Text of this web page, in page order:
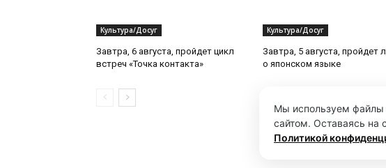
Культура/Досуг
Завтра, 6 августа, пройдет цикл
встреч «Точка контакта»
Культура/Досуг
Завтра, 5 августа, пройдет
о японском языке
Мы используем файлы
сайтом. Оставаясь на
Политикой